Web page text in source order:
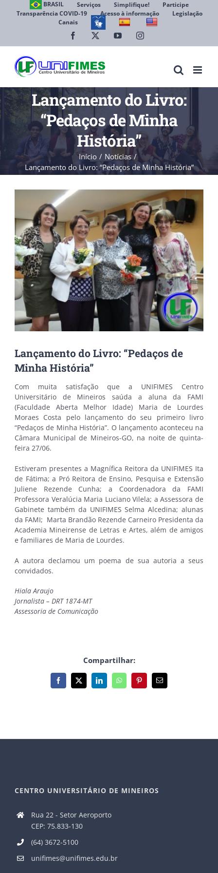
BRASIL Serviços Simplifique!
Participe
Transparência COVID-19
Acesso à informação
Legislação
Canais
Facebook YouTubeInstagram
Lançamento do Livro:
“Pedaços de Minha
História”
Início
Notícias
Lançamento do Livro: “Pedaços de Minha História”
Image
Lançamento do Livro: “Pedaços de
Minha História”
Com muita satisfação que a UNIFIMES Centro
Universitário de Mineiros saúda a aluna da FAMI
(Faculdade Aberta Melhor Idade) Maria de Lourdes
Moraes Costa pelo lançamento do seu primeiro livro
“Pedaços de Minha História”. O lançamento aconteceu na
Câmara Municipal de Mineiros-GO, na noite de quinta-
feira 27/06.
Estiveram presentes a Magnífica Reitora da UNIFIMES Ita
de Fátima; a Pró Reitora de Ensino, Pesquisa e Extensão
Juliene Rezende Cunha; a Coordenadora da FAMI
Professora Veralúcia Maria Luciano Vilela; a Assessora de
Gabinete também da UNIFIMES Selma Alcedina; alunas
da FAMI; Marta Brandão Rezende Carneiro Presidenta da
Academia Mineirense de Letras e Artes, além de amigos
e familiares de Maria de Lourdes.
A autora declamou um poema de sua autoria a seus
convidados.
Hiala Araujo
Jornalista – DRT 1874-MT
Assessoria de Comunicação
Compartilhar:
Facebook
X LinkedInWhatsAppPinterest
E-
mail
CENTRO UNIVERSITÁRIO DE MINEIROS
Rua 22 - Setor Aeroporto
CEP: 75.833-130
(64) 3672-5100
unifimes@unifimes.edu.br